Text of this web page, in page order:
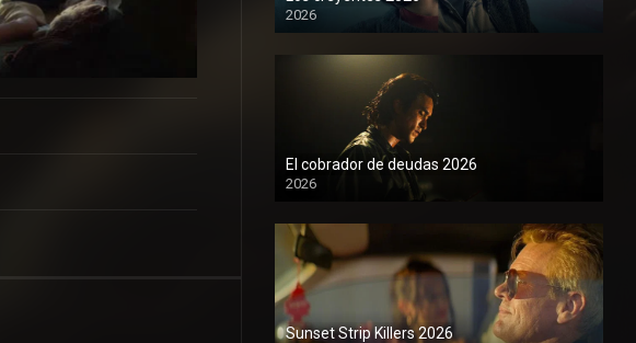
2026
1080P
El cobrador de deudas 2026
2026
1080P
Sunset Strip Killers 2026